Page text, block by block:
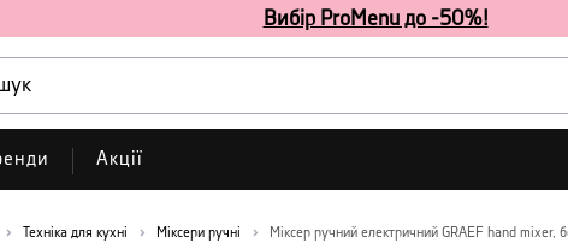
Вибір ProMenu до -50%!
Акції
Техніка для кухні Міксери ручні Міксер ручний електричний GRAEF hand mixer,